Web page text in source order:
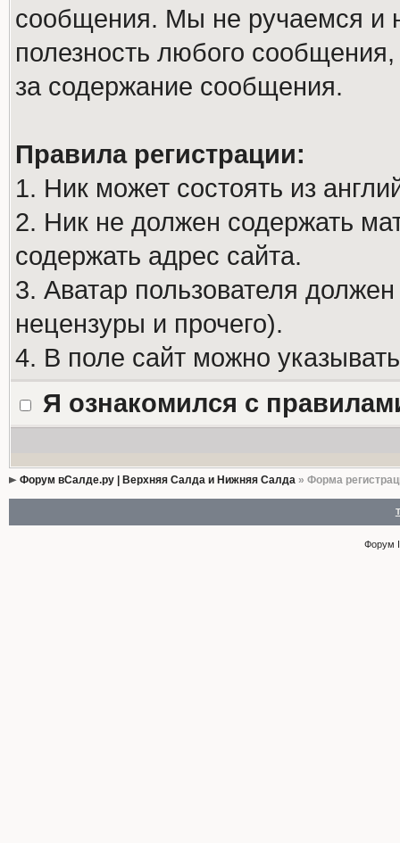
сообщения. Мы не ручаемся и
полезность любого
за содержание сообщения.
Правила регистрации:
1. Ник может состоять из
2. Ник не должен содержать
содержать адрес сайта.
3. Аватар пользователя
нецензуры и прочего).
4. В поле сайт можно
Я ознакомился с
Форум вСалде.ру | Верхняя Салда и Нижняя Салда» Форма
Форум